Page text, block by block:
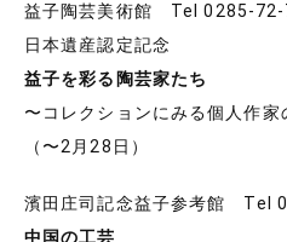
益子陶芸美術館 Tel 0285-72-
日本遺産認定記念
益子を彩る陶芸家たち
〜コレクションにみる個人作家
（〜2月28日）
濱田庄司記念益子参考館 Tel
中国の工芸